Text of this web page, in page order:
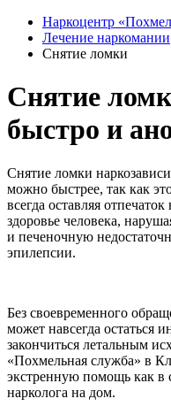
Наркоцентр
Лечение наркомании
Снятие ломки
Снятие
быстро и
Снятие ломки
можно быстрее, так как
всегда оставляя
здоровье человека,
и печеночную
эпилепсии.
Без своевременного
может навсегда остаться
закончиться летальным
«Похмельная служба» в
экстренную помощь как в
нарколога на дом.